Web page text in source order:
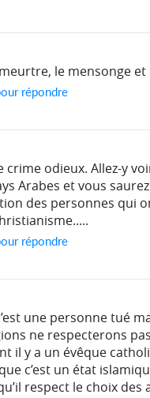
le mensonge
répondre
odieux. Allez-y
Arabes et vous
des personnes qui
répondre
une personne tué
ne respecterons
il y a un évêque
c’est un état
respect le choix